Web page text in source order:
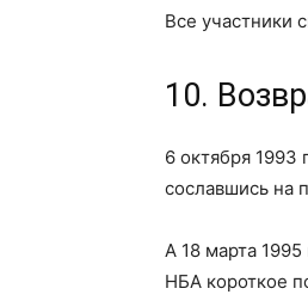
Все участники
10.
6 октября 1993
сославшись на
А 18 марта
НБА короткое